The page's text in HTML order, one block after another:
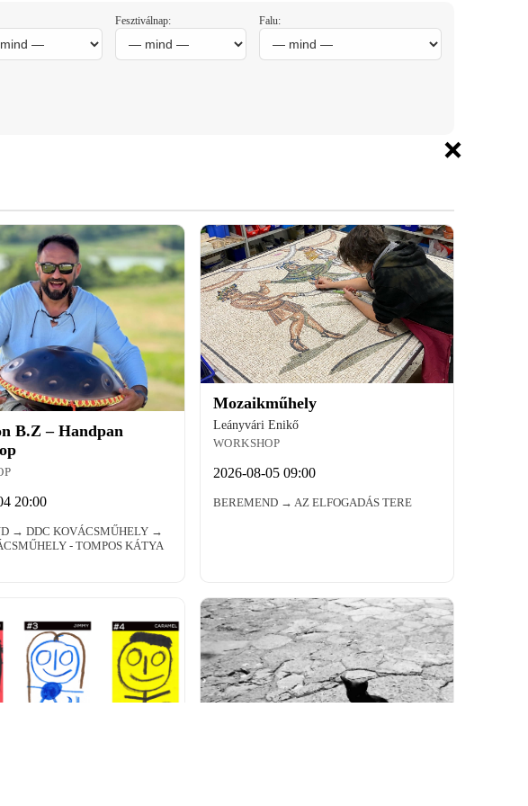
×
Fesztiválnap: Falu:
B.Z – Handpan
20:00
→ DDC KOVÁCSMŰHELY →
- TOMPOS KÁTYA
Mozaikműhely
Leányvári Enikő
WORKSHOP
2026-08-05 09:00
BEREMEND → AZ ELFOGADÁS TERE